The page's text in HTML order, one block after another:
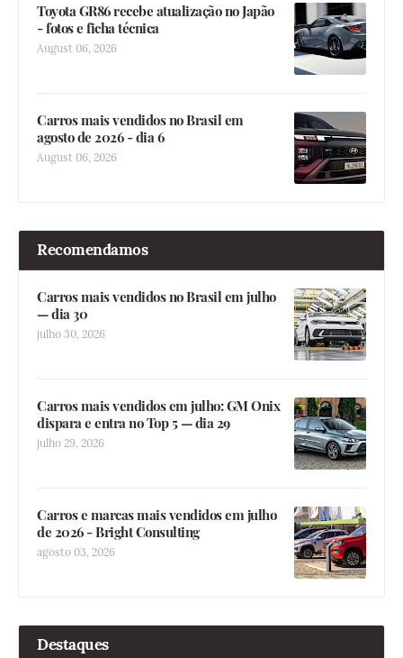
Toyota GR86 recebe atualização no Japão
- fotos e ficha técnica
August 06, 2026
Carros mais vendidos no Brasil em
agosto de 2026 - dia 6
August 06, 2026
Recomendamos
Carros mais vendidos no Brasil em julho
— dia 30
julho 30, 2026
Carros mais vendidos em julho: GM Onix
dispara e entra no Top 5 — dia 29
julho 29, 2026
Carros e marcas mais vendidos em julho
de 2026 - Bright Consulting
agosto 03, 2026
Destaques